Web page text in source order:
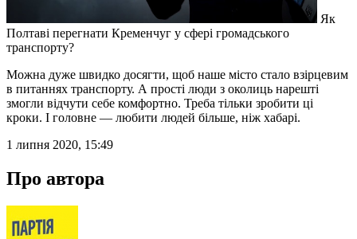
Як
Полтаві перегнати Кременчуг у сфері громадського
транспорту?
Можна дуже швидко досягти, щоб наше місто стало взірцевим
в питаннях транспорту. А прості люди з околиць нарешті
змогли відчути себе комфортно. Треба тільки зробити ці
кроки. І головне — любити людей більше, ніж хабарі.
1 липня 2020, 15:49
Про автора